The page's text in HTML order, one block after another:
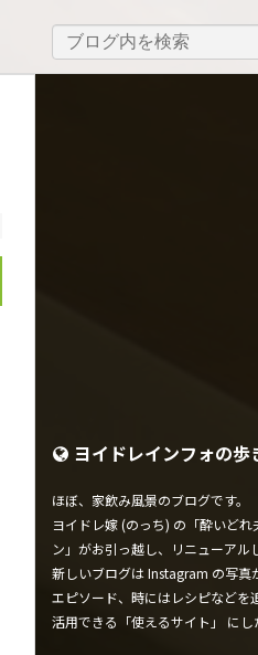
ヨイドレインフォの歩
ほぼ、家飲み風景のブログです。
ヨイドレ嫁 (のっち) の「酔いど
ン」がお引っ越し、リニューアル
新しいブログは Instagram の写真
エピソード、時にはレシピなどを
活用できる「使えるサイト」 にし